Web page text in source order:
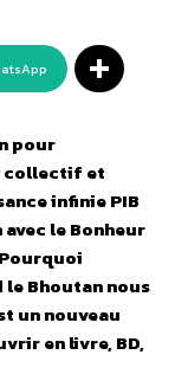
pour
collectif et
infinie PIB
le Bonheur
leBhoutannous
un nouveau
en livre, BD,